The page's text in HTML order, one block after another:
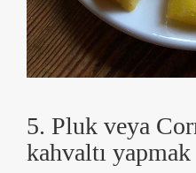
5. Pluk veya
kahvaltı yapmak